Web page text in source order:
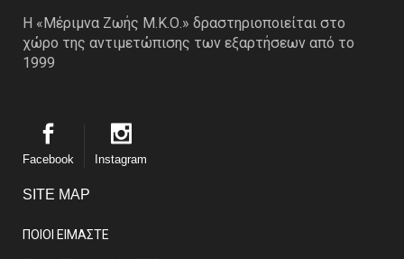
Η «Μέριμνα Ζωής Μ.Κ.Ο.» δραστηριοποιείται στο
χώρο της αντιμετώπισης των εξαρτήσεων από το
1999
Facebook Instagram
SITE MAP
ΠΟΙΟΙ ΕΙΜΑΣΤE